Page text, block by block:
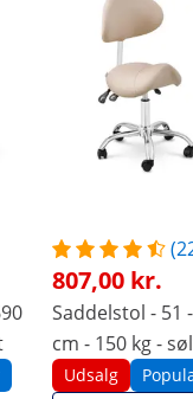
807,00 kr.
Saddelstol - 51
cm - 150 kg -
flødefarvet
Udsalg